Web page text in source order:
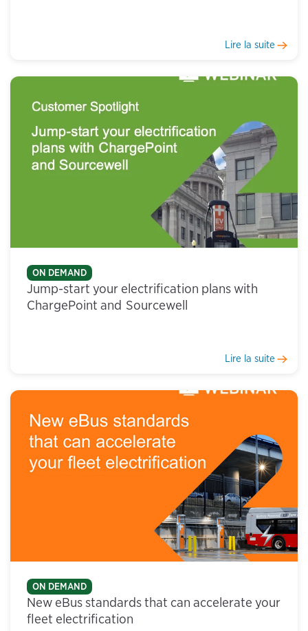
Lire la suite
ON DEMAND
Jump-start your electrification plans with
ChargePoint and Sourcewell
Lire la suite
ON DEMAND
New eBus standards that can accelerate your
fleet electrification